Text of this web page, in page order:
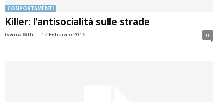
COMPORTAMENTI
Killer: l’antisocialità sulle strade
Ivano Billi - 17 Febbraio 2016 0